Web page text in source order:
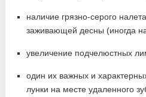
наличие грязно-серого
заживающей десны (иногда
увеличение подчелюстных
один их важных и
лунки на месте удаленного